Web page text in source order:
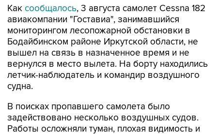
Как сообщалось, 3 августа самолет Cessna 182
авиакомпании "Гоставиа", занимавшийся
мониторингом лесопожарной обстановки в
Бодайбинском районе Иркутской области, не
вышел на связь в назначенное время и не
вернулся в место вылета. На борту находились
летчик-наблюдатель и командир воздушного
судна.
В поисках пропавшего самолета было
задействовано несколько воздушных судов.
Работы осложняли туман, плохая видимость и